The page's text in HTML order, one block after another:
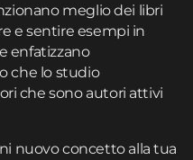
meglio dei libri
e sentire esempi in
enfatizzano
che lo studio
che sono autori attivi
nuovo concetto alla tua